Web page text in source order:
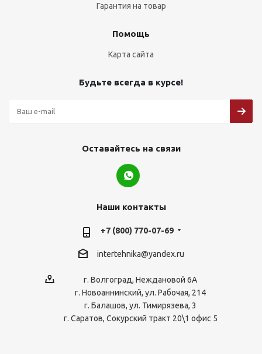
Гарантия на товар
Помощь
Карта сайта
Будьте всегда в курсе!
Оставайтесь на связи
Наши контакты
+7 (800) 770-07-69
intertehnika@yandex.ru
г. Волгоград, Неждановой 6А
г. Новоаннинский, ул. Рабочая, 214
г. Балашов, ул. Тимирязева, 3
г. Саратов, Сокурский тракт 20\1 офис 5